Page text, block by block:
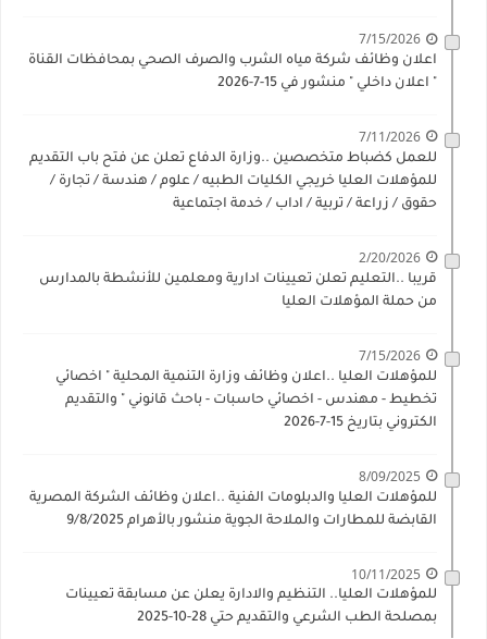
7/15/2026
اعلان وظائف شركة مياه الشرب والصرف الصحي بمحافظات القناة
" اعلان داخلي " منشور في 15-7-2026
7/11/2026
للعمل كضباط متخصصين ..وزارة الدفاع تعلن عن فتح باب التقديم
للمؤهلات العليا خريجي الكليات الطبيه / علوم / هندسة / تجارة /
حقوق / زراعة / تربية / اداب / خدمة اجتماعية
2/20/2026
قريبا ..التعليم تعلن تعيينات ادارية ومعلمين للأنشطة بالمدارس
من حملة المؤهلات العليا
7/15/2026
للمؤهلات العليا ..اعلان وظائف وزارة التنمية المحلية " اخصائي
تخطيط - مهندس - اخصائي حاسبات - باحث قانوني " والتقديم
الكتروني بتاريخ 15-7-2026
8/09/2025
للمؤهلات العليا والدبلومات الفنية ..اعلان وظائف الشركة المصرية
القابضة للمطارات والملاحة الجوية منشور بالأهرام 9/8/2025
10/11/2025
للمؤهلات العليا.. التنظيم والادارة يعلن عن مسابقة تعيينات
بمصلحة الطب الشرعي والتقديم حتي 28-10-2025